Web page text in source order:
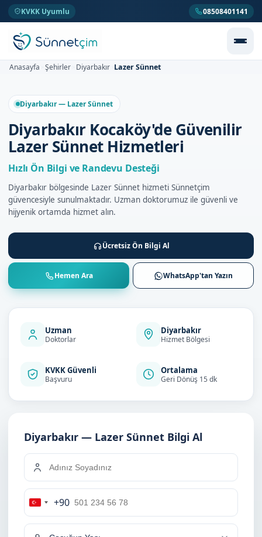
KVKK Uyumlu 08508401141
Anasayfa Şehirler Diyarbakır Lazer Sünnet
Diyarbakır — Lazer Sünnet
Diyarbakır Kocaköy'de Güvenilir
Lazer Sünnet Hizmetleri
Hızlı Ön Bilgi ve Randevu Desteği
Diyarbakır bölgesinde Lazer Sünnet hizmeti Sünnetçim
güvencesiyle sunulmaktadır. Uzman doktorumuz ile güvenli ve
hijyenik ortamda hizmet alın.
Ücretsiz Ön Bilgi Al
Hemen Ara WhatsApp'tan Yazın
Uzman
Doktorlar
Diyarbakır
Hizmet Bölgesi
KVKK Güvenli
Başvuru
Ortalama
Geri Dönüş 15 dk
Diyarbakır — Lazer Sünnet Bilgi Al
Turkey
+90
+90